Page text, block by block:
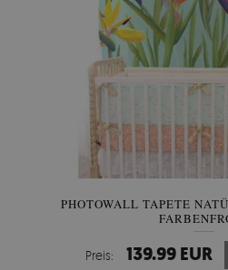
PHOTOWALL TAPETE
Preis: 139.99 EUR